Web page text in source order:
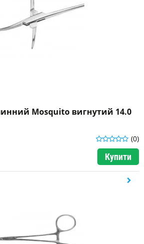
Mosquito вигнутий 14.0
(0)
Купити